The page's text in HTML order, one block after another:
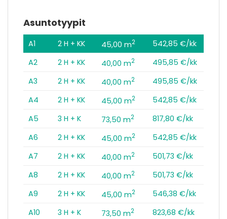
Asuntotyypit
A1 2 H + KK 45,00 m2
542,85 €/kk
A2
2 H + KK 40,00 m2
495,85 €/kk
A3
2 H + KK 40,00 m2
495,85 €/kk
A4
2 H + KK 45,00 m2
542,85 €/kk
A5
3 H + K 73,50 m2
817,80 €/kk
A6
2 H + KK 45,00 m2
542,85 €/kk
A7
2 H + KK 40,00 m2
501,73 €/kk
A8
2 H + KK 40,00 m2
501,73 €/kk
A9
2 H + KK 45,00 m2
546,38 €/kk
A10
3 H + K 73,50 m2
823,68 €/kk